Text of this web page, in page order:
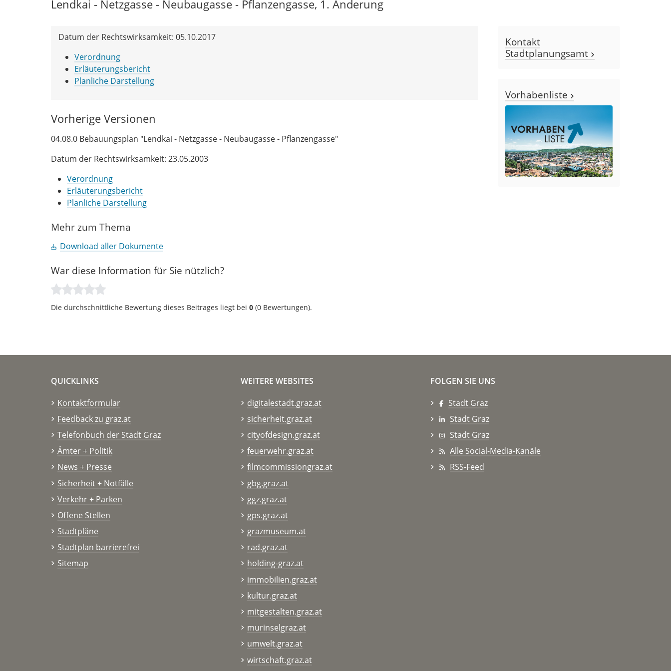
Lendkai - Netzgasse - Neubaugasse - Pflanzengasse, 1. Änderung
Datum der Rechtswirksamkeit: 05.10.2017
Verordnung
Erläuterungsbericht
Planliche Darstellung
Vorherige Versionen
04.08.0 Bebauungsplan "Lendkai - Netzgasse - Neubaugasse - Pflanzengasse"
Datum der Rechtswirksamkeit: 23.05.2003
Verordnung
Erläuterungsbericht
Planliche Darstellung
Mehr zum Thema
Download aller Dokumente
War diese Information für Sie nützlich?
Die durchschnittliche Bewertung dieses Beitrages liegt bei 0 (0 Bewertungen).
Kontakt
Stadtplanungsamt
Vorhabenliste
QUICKLINKS
Kontaktformular
Feedback zu graz.at
Telefonbuch der Stadt Graz
Ämter + Politik
News + Presse
Sicherheit + Notfälle
Verkehr + Parken
Offene Stellen
Stadtpläne
Stadtplan barrierefrei
Sitemap
WEITERE WEBSITES
digitalestadt.graz.at
sicherheit.graz.at
cityofdesign.graz.at
feuerwehr.graz.at
filmcommissiongraz.at
gbg.graz.at
ggz.graz.at
gps.graz.at
grazmuseum.at
rad.graz.at
holding-graz.at
immobilien.graz.at
kultur.graz.at
mitgestalten.graz.at
murinselgraz.at
umwelt.graz.at
wirtschaft.graz.at
FOLGEN SIE UNS
Stadt Graz
Stadt Graz
Stadt Graz
Alle Social-Media-Kanäle
RSS-Feed